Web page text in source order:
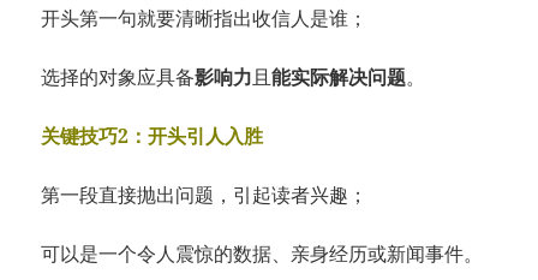
开头第一句就要清晰指出收信人是谁；
选择的对象应具备影响力且能实际解决问题。
关键技巧2：开头引人入胜
第一段直接抛出问题，引起读者兴趣；
可以是一个令人震惊的数据、亲身经历或新闻事件。